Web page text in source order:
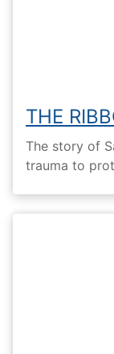
THE
The story of
trauma to